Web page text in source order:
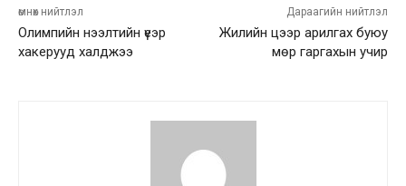
өмнөх нийтлэл
Олимпийн нээлтийн үеэр
хакерууд халджээ
Дараагийн нийтлэл
Жилийн цээр арилгах буюу
мөр гаргахын учир